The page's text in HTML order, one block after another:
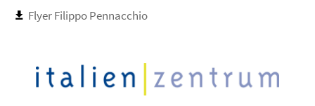
Flyer Filippo Pennacchio